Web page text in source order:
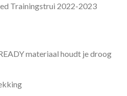
Trainingstrui 2022-2023
materiaal houdt je droog